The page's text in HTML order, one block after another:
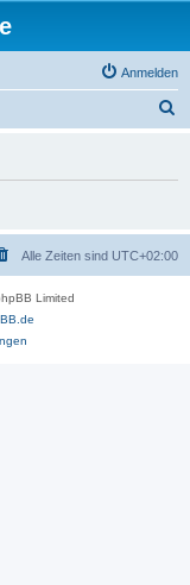
Anmelden
Alle Zeiten sind UTC+02:00
Limited